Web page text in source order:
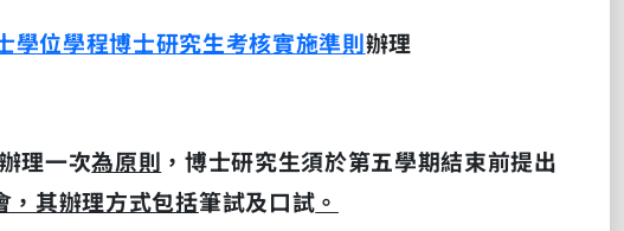
學位學程博士研究生考核實施準則辦理
理一次為原則 ，博士研究生須於第五學期結束前提出
，其辦理方式包括筆試及口試 。